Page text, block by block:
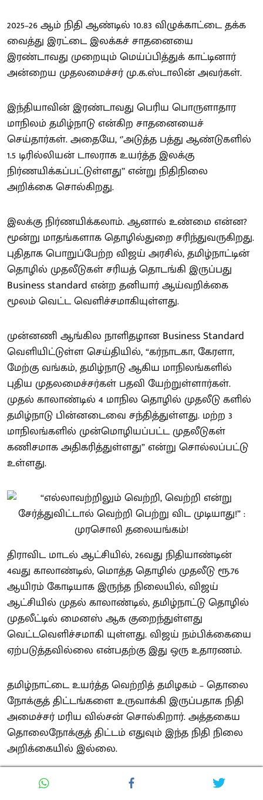
2025–26 ஆம் நிதி ஆண்டில் 10.83 விழுக்காட்டை தக்க
வைத்து இரட்டை இலக்கச் சாதனையை
இரண்டாவது முறையும் மெய்ப்பித்துக் காட்டினார்
அன்றைய முதலமைச்சர் மு.க.ஸ்டாலின் அவர்கள்.
இந்தியாவின் இரண்டாவது பெரிய பொருளாதார
மாநிலம் தமிழ்நாடு என்கிற சாதனையைச்
செய்தார்கள். அதையே, ‘’அடுத்த பத்து ஆண்டுகளில்
1.5 டிரில்லியன் டாலராக உயர்த்த இலக்கு
நிர்ணயிக்கப்பட்டுள்ளது’’ என்று நிதிநிலை
அறிக்கை சொல்கிறது.
இலக்கு நிர்ணயிக்கலாம். ஆனால் உண்மை என்ன?
மூன்று மாதங்களாக தொழில்துறை சரிந்துவருகிறது.
புதிதாக பொறுப்பேற்ற விஜய் அரசில், தமிழ்நாட்டின்
தொழில் முதலீடுகள் சரியத் தொடங்கி இருப்பது
Business standard என்ற தனியார் ஆய்வறிக்கை
மூலம் வெட்ட வெளிச்சமாகியுள்ளது.
முன்னணி ஆங்கில நாளிதழான Business Standard
வெளியிட்டுள்ள செய்தியில், “கர்நாடகா, கேரளா,
மேற்கு வங்கம், தமிழ்நாடு ஆகிய மாநிலங்களில்
புதிய முதலமைச்சர்கள் பதவி யேற்றுள்ளார்கள்.
முதல் காலாண்டில் 4 மாநில தொழில் முதலீடு களில்
தமிழ்நாடு பின்னடைவை சந்தித்துள்ளது. மற்ற 3
மாநிலங்களில் முன்மொழியப்பட்ட முதலீடுகள்
கணிசமாக அதிகரித்துள்ளது” என்று சொல்லப்பட்டு
உள்ளது.
திராவிட மாடல் ஆட்சியில், 26வது நிதியாண்டின்
4வது காலாண்டில், மொத்த தொழில் முதலீடு ரூ.76
ஆயிரம் கோடியாக இருந்த நிலையில், விஜய்
ஆட்சியில் முதல் காலாண்டில், தமிழ்நாட்டு தொழில்
முதலீட்டில் மைனஸ் ஆக குறைந்துள்ளது
வெட்டவெளிச்சமாகி யுள்ளது. விஜய் நம்பிக்கையை
ஏற்படுத்தவில்லை என்பதற்கு இது ஒரு உதாரணம்.
தமிழ்நாட்டை உயர்த்த வெற்றித் தமிழகம் – தொலை
நோக்குத் திட்டங்களை உருவாக்கி இருப்பதாக நிதி
அமைச்சர் மரிய வில்சன் சொல்கிறார். அத்தகைய
தொலைநோக்குத் திட்டம் எதுவும் இந்த நிதி நிலை
அறிக்கையில் இல்லை.
‘புதிய திட்டங்களுக்கு நிதி இல்லை’ என்று